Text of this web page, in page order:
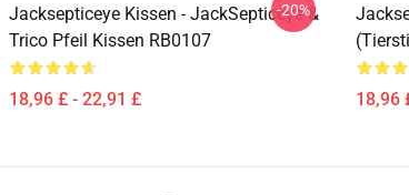
Jacksepticeye Kissen - JackSepticeye &
Trico Pfeil Kissen RB0107
18,96 £ - 22,91 £
-20%
18,96